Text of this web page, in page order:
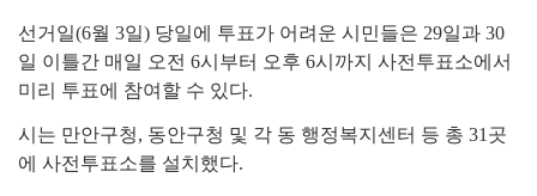
선거일(6월 3일) 당일에 투표가 어려운 시민들은 29일과 30
일 이틀간 매일 오전 6시부터 오후 6시까지 사전투표소에서
미리 투표에 참여할 수 있다.
시는 만안구청, 동안구청 및 각 동 행정복지센터 등 총 31 곳
에 사전투표소를 설치했다.